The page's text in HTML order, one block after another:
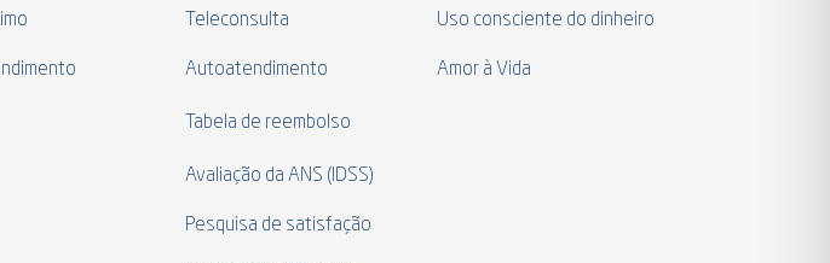
Teleconsulta
Autoatendimento
Tabela de reembolso
Avaliação da ANS (IDSS)
Pesquisa de satisfação
Uso consciente do dinheiro
Amor à Vida